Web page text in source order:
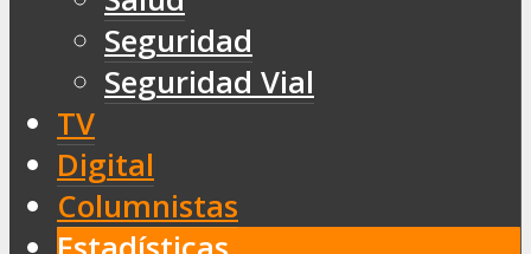
Seguridad
Seguridad Vial
TV
Digital
Columnistas